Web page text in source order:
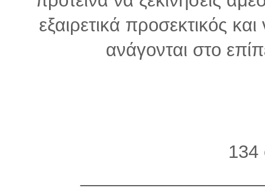
εξαιρετικά προσεκτικός
ανάγονται στο
134